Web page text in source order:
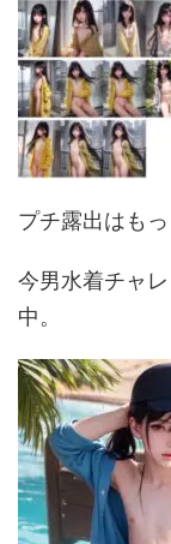
プチ露出はも
今男水着チャ
中。